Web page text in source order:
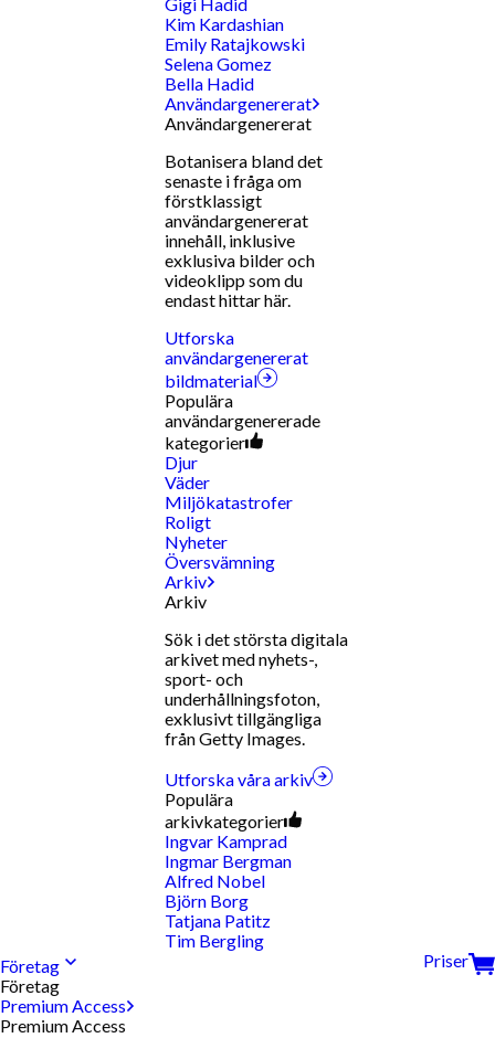
Kim Kardashian
Emily Ratajkowski
Selena Gomez
Bella Hadid
Användargenererat
Användargenererat
Botanisera bland det
senaste i fråga om
förstklassigt
användargenererat
innehåll, inklusive
exklusiva bilder och
videoklipp som du
endast hittar här.
Utforska
användargenererat
bildmaterial
Populära
användargenererade
kategorier
Djur
Väder
Miljökatastrofer
Roligt
Nyheter
Översvämning
Arkiv
Arkiv
Sök i det största digitala
arkivet med nyhets-,
sport- och
underhållningsfoton,
exklusivt tillgängliga
från Getty Images.
Utforska våra arkiv
Populära
arkivkategorier
Ingvar Kamprad
Ingmar Bergman
Alfred Nobel
Björn Borg
Tatjana Patitz
Tim Bergling
Företag
Företag
Premium Access
Premium Access
Priser